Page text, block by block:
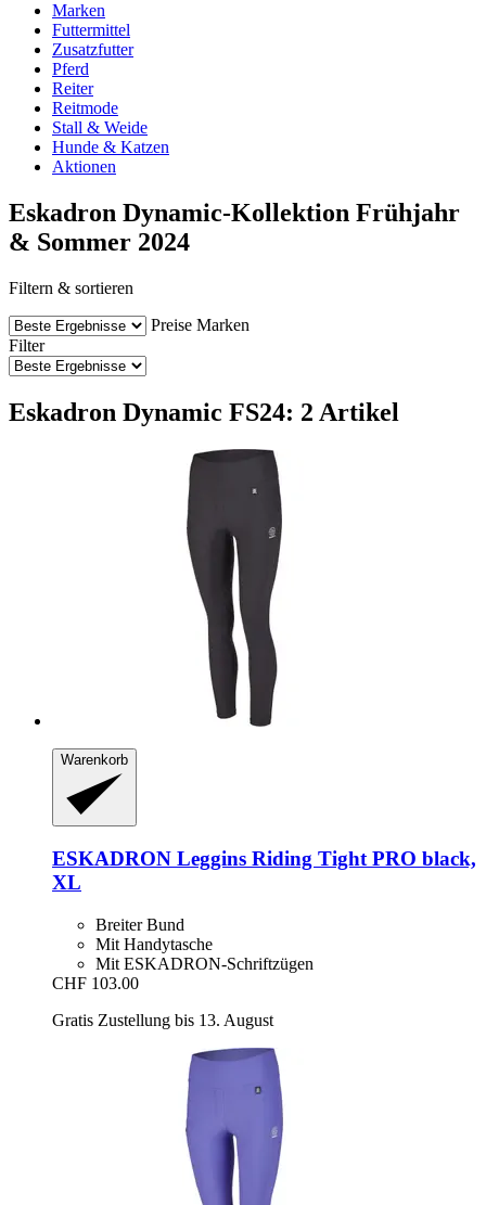
Marken
Futtermittel
Zusatzfutter
Pferd
Reiter
Reitmode
Stall & Weide
Hunde & Katzen
Aktionen
Eskadron Dynamic-Kollektion Frühjahr
& Sommer 2024
Filtern & sortieren
Preise Marken
Filter
Eskadron Dynamic FS24: 2 Artikel
Warenkorb
ESKADRON Leggins Riding Tight PRO black,
XL
Breiter Bund
Mit Handytasche
Mit ESKADRON-Schriftzügen
CHF 103.00
Gratis Zustellung bis 13. August